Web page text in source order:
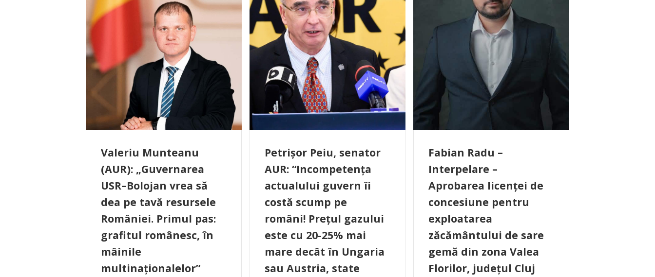
Valeriu Munteanu
(AUR): „Guvernarea
USR–Bolojan vrea să
dea pe tavă resursele
României. Primul pas:
grafitul românesc, în
mâinile
multinaționalelor”
Petrișor Peiu, senator
AUR: “Incompetența
actualului guvern îi
costă scump pe
români! Prețul gazului
este cu 20-25% mai
mare decât în Ungaria
sau Austria, state
Fabian Radu –
Interpelare –
Aprobarea licenței de
concesiune pentru
exploatarea
zăcământului de sare
gemă din zona Valea
Florilor, județul Cluj